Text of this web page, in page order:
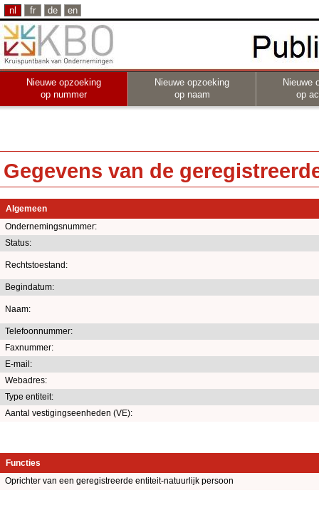
nl fr de en
Nieuwe opzoeking
op nummer
Nieuwe opzoeking
op naam
Nieuwe
op
Gegevens van de
Algemeen
Ondernemingsnummer:
Status:
Rechtstoestand:
Begindatum:
Naam:
Telefoonnummer:
Faxnummer:
E-mail:
Webadres:
Type entiteit:
Aantal vestigingseenheden (VE):
Functies
Oprichter van een geregistreerde entiteit-natuurlijk persoon